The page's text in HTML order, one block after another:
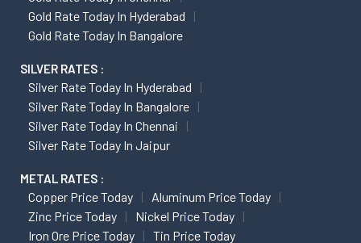
Gold Rate Today In Hyderabad
Gold Rate Today In Bangalore
SILVER RATES :
Silver Rate Today In Hyderabad
Silver Rate Today In Bangalore
Silver Rate Today In Chennai
Silver Rate Today In Jaipur
METAL RATES :
Copper Price Today
Aluminum Price Today
Zinc Price Today
Nickel Price Today
Iron Ore Price Today
Tin Price Today